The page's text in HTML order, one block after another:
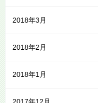
2018年3月
2018年2月
2018年1月